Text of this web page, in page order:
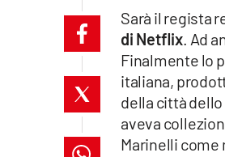
cosenzachannel.it
Sarà il regista
di Netflix. Ad
Finalmente lo
italiana,
della città dello
aveva
Marinelli